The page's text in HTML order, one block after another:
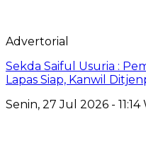
Advertorial
Sekda Saiful Usuria :
Lapas Siap, Kanwil
Senin, 27 Jul 2026 - 11:14